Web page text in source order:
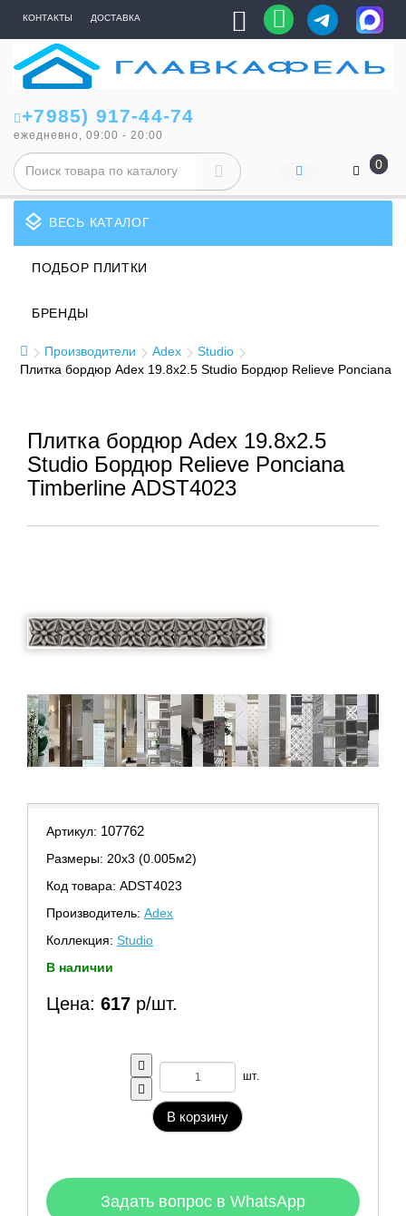
КОНТАКТЫ ДОСТАВКА
+7985) 917-44-74
ежедневно, 09:00 - 20:00
0
layers ВЕСЬ КАТАЛОГ
ПОДБОР ПЛИТКИ
БРЕНДЫ
Производители Adex
Studio
Плитка бордюр Adex 19.8x2.5 Studio Бордюр Relieve Ponciana
Плитка бордюр Adex 19.8x2.5
Studio Бордюр Relieve Ponciana
Timberline ADST4023
Артикул: 107762
Размеры: 20х3 (0.005м2)
Код товара: ADST4023
Производитель: Adex
Коллекция: Studio
В наличии
Цена: 617 р/шт.
шт.
В корзину
Задать вопрос в WhatsApp